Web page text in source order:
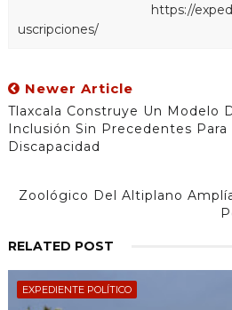
https://
uscripciones/
Newer Article
Tlaxcala Construye Un Modelo
Inclusión Sin Precedentes Para
Discapacidad
Zoológico Del Altiplano
RELATED POST
EXPEDIENTE POLÍTICO